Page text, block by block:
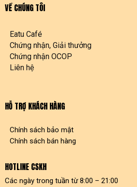
VỀ CHÚNG TÔI
Eatu Café
Chứng nhận, Giải thưởng
Chứng nhận OCOP
Liên hệ
HỖ TRỢ KHÁCH HÀNG
Chính sách bảo mật
Chính sách bán hàng
HOTLINE CSKH
Các ngày trong tuần từ 8:00 – 21:00